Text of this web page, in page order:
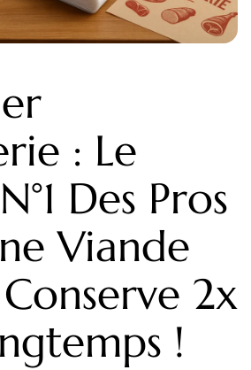
: Le
Des Pros
Viande
2x
!